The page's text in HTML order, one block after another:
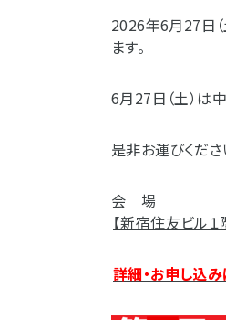
2026年6月27日（
ます。
6月27日（土）は
是非お運びくださ
会 場
【新宿住友ビル１
詳細・お申し込み